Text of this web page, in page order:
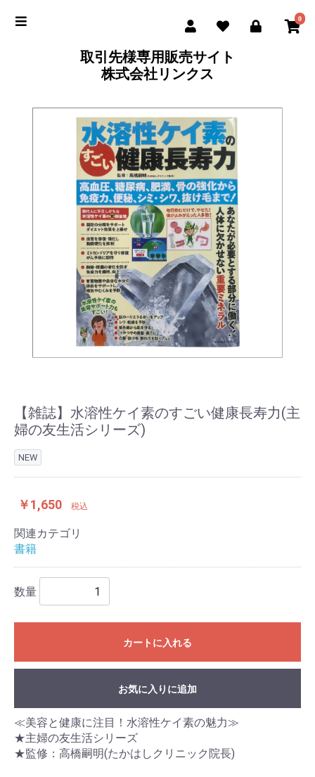
0
取引先様専用販売サイト
株式会社リンクス
【雑誌】水溶性ケイ素のすごい健康長寿力(主
婦の友生活シリーズ)
NEW
￥1,650 税込
関連カテゴリ
書籍
数量
カートに入れる
お気に入りに追加
≪美容と健康に注目！水溶性ケイ素の魅力≫
★主婦の友生活シリーズ
★監修：高橋嗣明(たかはしクリニック院長)